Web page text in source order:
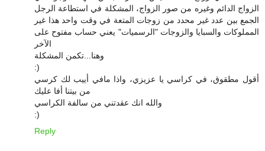
الزواج الدائم وغيره من صور الزواج، المشكلة في استطاعة الرجل
الجمع بين عدد غير محدد من زوجات المتعة في وقت واحد هذا غير
المملوكات والسبايا والزوجات "الرسميات" يعني حساب مفتوح على
الآخر
وهنا...تكمن المشكلة
:)
أقول مطقوق، في كراسي يا عزيزي، واذا مافي أييب لك كرسي
من بيتنا أفا عليك
والله انك عقدتني من سالفة الكراسي
:)
Reply